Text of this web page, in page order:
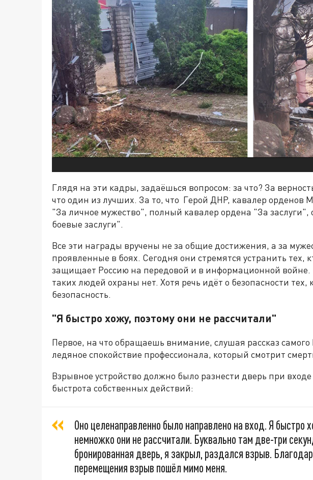
Глядя на эти кадры, задаёшься вопросом: за что? За
что один из лучших. За то, что Герой ДНР, кавалер орденов
"За личное мужество", полный кавалер ордена "За
боевые заслуги".
Все эти награды вручены не за общие достижения, а за
проявленные в боях. Сегодня они стремятся устранить тех,
защищает Россию на передовой и в информационной войне.
таких людей охраны нет. Хотя речь идёт о безопасности тех,
безопасность.
"Я быстро хожу, поэтому они не рассчитали"
Первое, на что обращаешь внимание, слушая рассказ
ледяное спокойствие профессионала, который смотрит
Взрывное устройство должно было разнести дверь при входе
быстрота собственных действий:
Оно целенаправленно было направлено на вход. Я быстро
немножко они не рассчитали. Буквально там две-три
бронированная дверь, я закрыл, раздался взрыв.
перемещения взрыв пошёл мимо меня.